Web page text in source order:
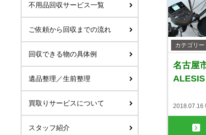
不用品回収サービス一覧
ご依頼から回収までの流れ
回収できる物の具体例
遺品整理／生前整理
買取りサービスについて
スタッフ紹介
カテゴリー
名古屋
2018.07.16